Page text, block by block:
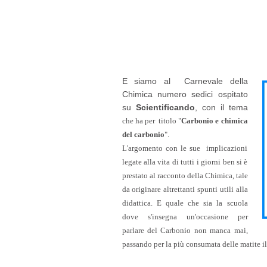
E siamo al Carnevale della
Chimica numero sedici ospitato
su Scientificando , con il tema
che ha per titolo "Carbonio e chimica
del carbonio".
L'argomento con le sue implicazioni
legate alla vita di tutti i giorni ben si è
prestato al racconto della Chimica, tale
da originare altrettanti spunti utili alla
didattica. E quale che sia la scuola
dove s'insegna un'occasione per
parlare del Carbonio non manca mai,
passando per la più consumata delle matite